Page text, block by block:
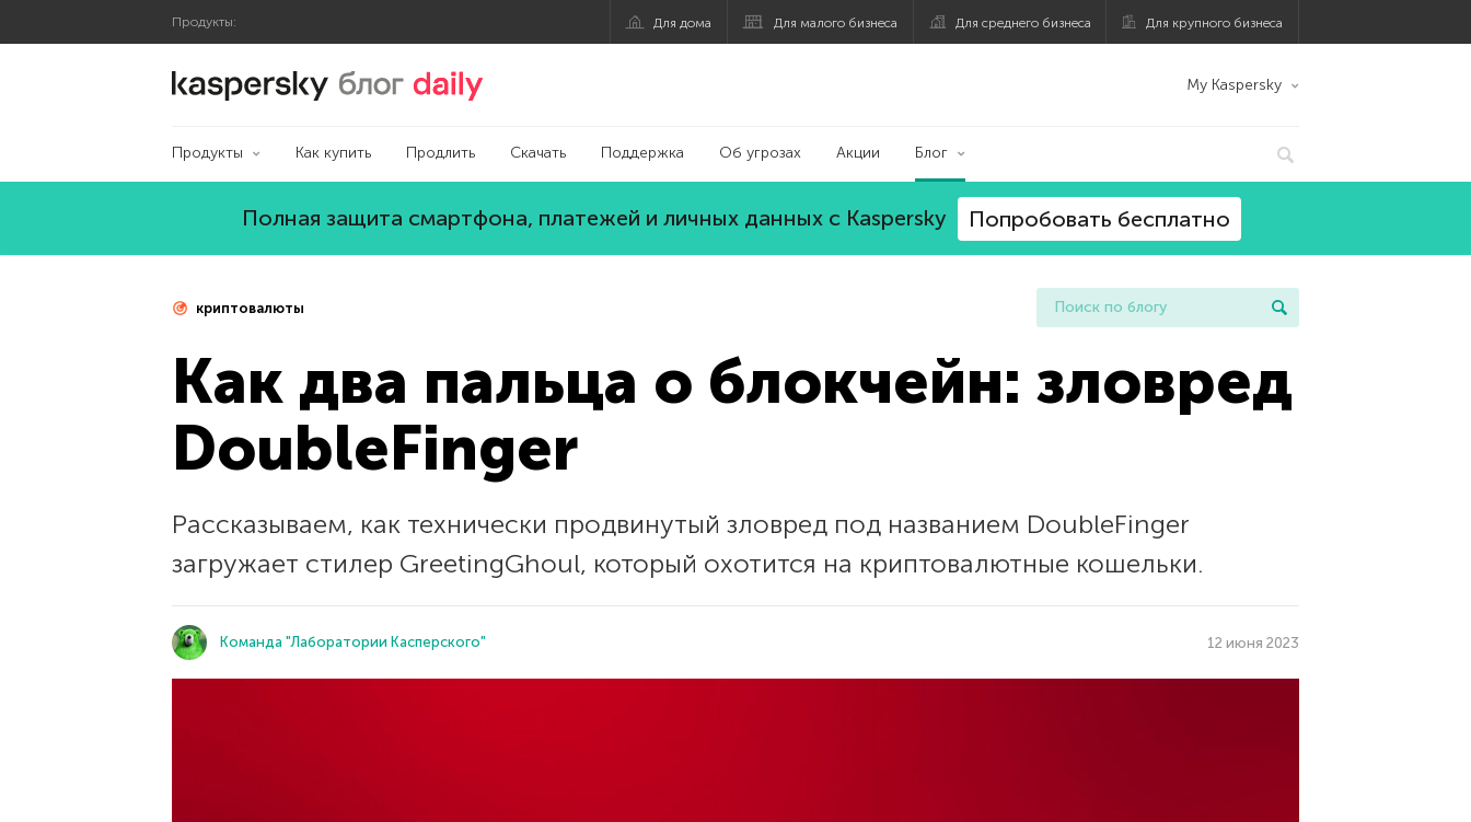
Продукты: Для дома Для малого бизнеса Для среднего бизнеса Для крупного бизнеса
Блог Касперского My Kaspersky
Продукты Как купить Продлить Скачать Поддержка Об угрозах Акции Блог
Полная защита смартфона, платежей и личных данных с Kaspersky Попробовать бесплатно
криптовалюты
Как два пальца о блокчейн: зловред
DoubleFinger
Рассказываем, как технически продвинутый зловред под названием DoubleFinger
загружает стилер GreetingGhoul, который охотится на криптовалютные кошельки.
Команда "Лаборатории Касперского" 12 июня 2023